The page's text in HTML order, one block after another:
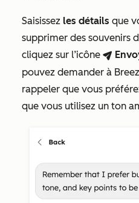
Saisissez les détails que
supprimer des souvenirs
cliquez sur l’icône breezeSendIcon
pouvez demander à
rappeler que vous
que vous utilisez un ton